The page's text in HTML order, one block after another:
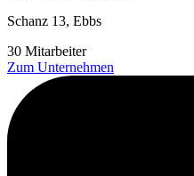
Schanz 13, Ebbs
30 Mitarbeiter
Zum Unternehmen